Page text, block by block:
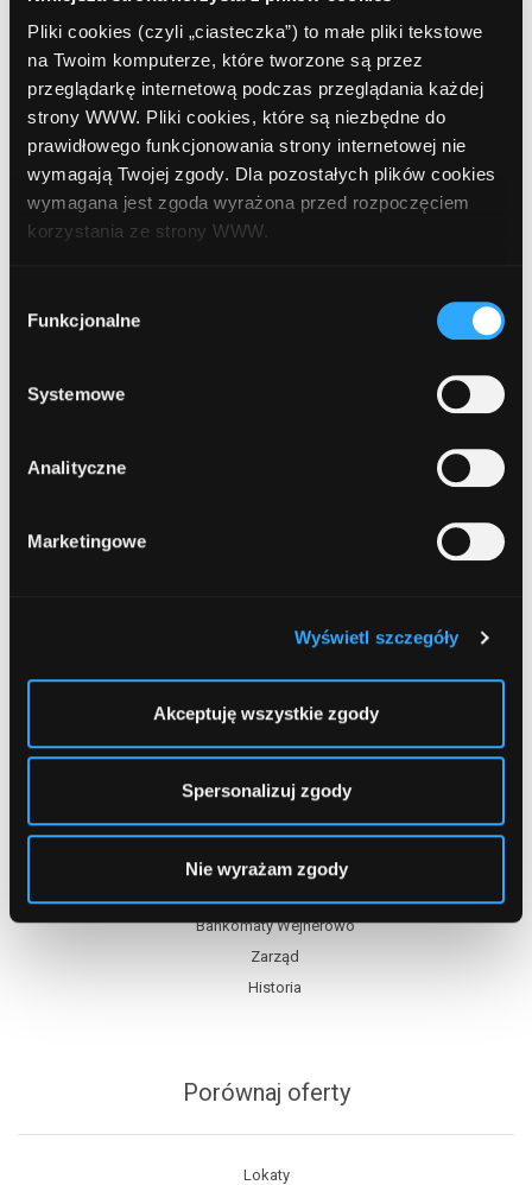
Pliki cookies (czyli „ciasteczka”) to małe pliki tekstowe
na Twoim komputerze, które tworzone są przez
przeglądarkę internetową podczas przeglądania każdej
strony WWW. Pliki cookies, które są niezbędne do
prawidłowego funkcjonowania strony internetowej nie
wymagają Twojej zgody. Dla pozostałych plików cookies
wymagana jest zgoda wyrażona przed rozpoczęciem
korzystania ze strony WWW.
formy korzystania z plików cookies. Więcej:
Polityka
zgody
Funkcjonalne
Systemowe
Analityczne
Marketingowe
Wyświetl szczegóły
Akceptuję wszystkie zgody
Spersonalizuj zgody
Nie wyrażam zgody
Bankomaty Wejherowo
Zarząd
Historia
Porównaj oferty
Lokaty
Bank Zachodni WBK, Wejherowo, Weteranów
10
Bank BPH , Wejherowo, Gdańska 146b
ING Bank Śląski